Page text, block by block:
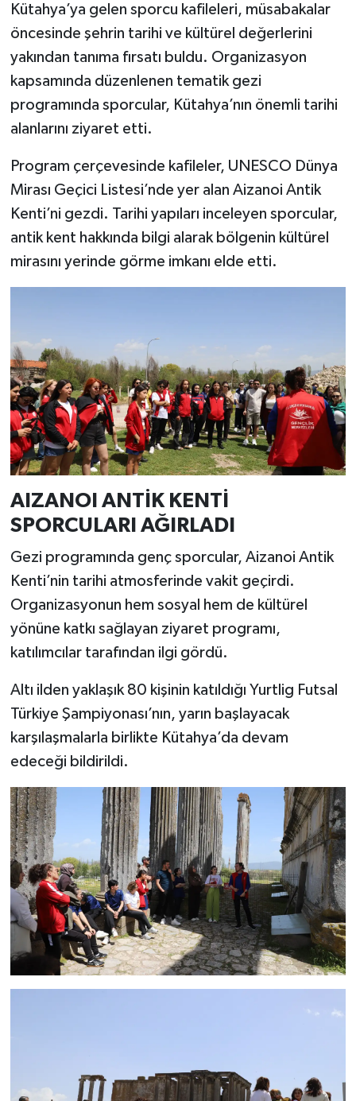
Kütahya’ya gelen sporcu kafileleri, müsabakalar
öncesinde şehrin tarihi ve kültürel değerlerini
yakından tanıma fırsatı buldu. Organizasyon
kapsamında düzenlenen tematik gezi
programında sporcular, Kütahya’nın önemli tarihi
alanlarını ziyaret etti.
Program çerçevesinde kafileler, UNESCO Dünya
Mirası Geçici Listesi’nde yer alan Aizanoi Antik
Kenti’ni gezdi. Tarihi yapıları inceleyen sporcular,
antik kent hakkında bilgi alarak bölgenin kültürel
mirasını yerinde görme imkanı elde etti.
AIZANOI ANTİK KENTİ
SPORCULARI AĞIRLADI
Gezi programında genç sporcular, Aizanoi Antik
Kenti’nin tarihi atmosferinde vakit geçirdi.
Organizasyonun hem sosyal hem de kültürel
yönüne katkı sağlayan ziyaret programı,
katılımcılar tarafından ilgi gördü.
Altı ilden yaklaşık 80 kişinin katıldığı Yurtlig Futsal
Türkiye Şampiyonası’nın, yarın başlayacak
karşılaşmalarla birlikte Kütahya’da devam
edeceği bildirildi.
Hisarcık
Köşe Yazıları
Kütahya
Magazin
Otomobil
Politika
Resmi İlan
Rüya Tabirleri
Sağlık
Şaphane
Simav
Siyaset
Spor
Teknoloji
Türkiye
Video Galeri
Yaşam
Yemek Tarifleri